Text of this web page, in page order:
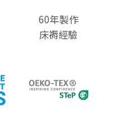
60年製作
床褥經驗